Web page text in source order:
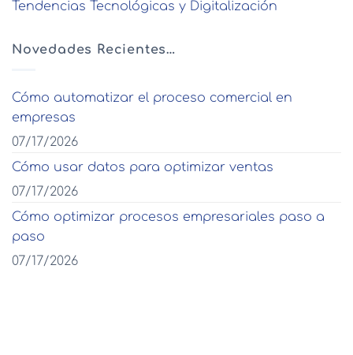
Tendencias Tecnológicas y Digitalización
Novedades Recientes…
Cómo automatizar el proceso comercial en
empresas
07/17/2026
Cómo usar datos para optimizar ventas
07/17/2026
Cómo optimizar procesos empresariales paso a
paso
07/17/2026